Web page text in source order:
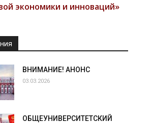
экономики и инноваций»
ВНИМАНИЕ! АНОНС
03.03.2026
ОБЩЕУНИВЕРСИТЕТСКИЙ